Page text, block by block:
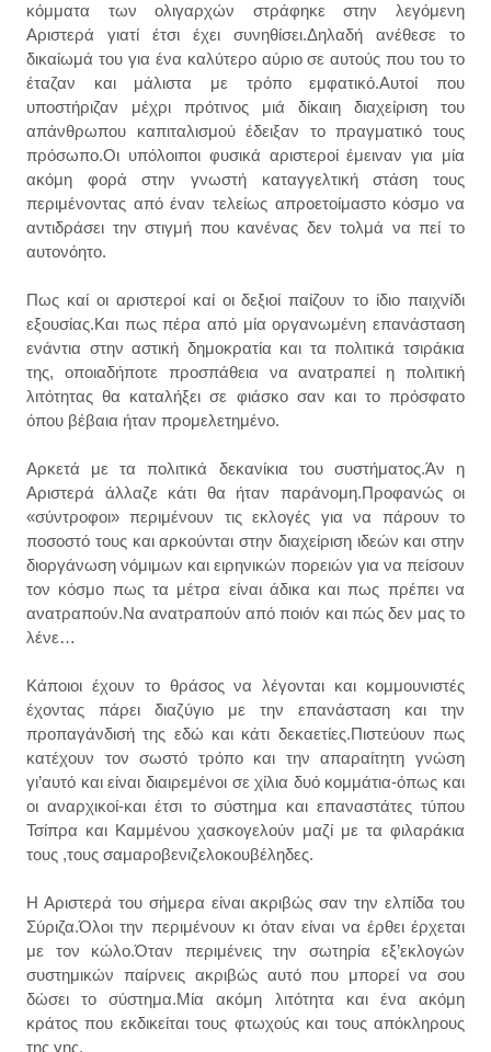
κόμματα των ολιγαρχών στράφηκε στην λεγόμενη
Αριστερά γιατί έτσι έχει συνηθίσει.Δηλαδή ανέθεσε το
δικαίωμά του για ένα καλύτερο αύριο σε αυτούς που του το
έταζαν και μάλιστα με τρόπο εμφατικό.Αυτοί που
υποστήριζαν μέχρι πρότινος μιά δίκαιη διαχείριση του
απάνθρωπου καπιταλισμού έδειξαν το πραγματικό τους
πρόσωπο.Οι υπόλοιποι φυσικά αριστεροί έμειναν για μία
ακόμη φορά στην γνωστή καταγγελτική στάση τους
περιμένοντας από έναν τελείως απροετοίμαστο κόσμο να
αντιδράσει την στιγμή που κανένας δεν τολμά να πεί το
αυτονόητο.
Πως καί οι αριστεροί καί οι δεξιοί παίζουν το ίδιο παιχνίδι
εξουσίας.Και πως πέρα από μία οργανωμένη επανάσταση
ενάντια στην αστική δημοκρατία και τα πολιτικά τσιράκια
της, οποιαδήποτε προσπάθεια να ανατραπεί η πολιτική
λιτότητας θα καταλήξει σε φιάσκο σαν και το πρόσφατο
όπου βέβαια ήταν προμελετημένο.
Αρκετά με τα πολιτικά δεκανίκια του συστήματος.Άν η
Αριστερά άλλαζε κάτι θα ήταν παράνομη.Προφανώς οι
«σύντροφοι» περιμένουν τις εκλογές για να πάρουν το
ποσοστό τους και αρκούνται στην διαχείριση ιδεών και στην
διοργάνωση νόμιμων και ειρηνικών πορειών για να πείσουν
τον κόσμο πως τα μέτρα είναι άδικα και πως πρέπει να
ανατραπούν.Να ανατραπούν από ποιόν και πώς δεν μας το
λένε…
Κάποιοι έχουν το θράσος να λέγονται και κομμουνιστές
έχοντας πάρει διαζύγιο με την επανάσταση και την
προπαγάνδισή της εδώ και κάτι δεκαετίες.Πιστεύουν πως
κατέχουν τον σωστό τρόπο και την απαραίτητη γνώση
γι’αυτό και είναι διαιρεμένοι σε χίλια δυό κομμάτια-όπως και
οι αναρχικοί-και έτσι το σύστημα και επαναστάτες τύπου
Τσίπρα και Καμμένου χασκογελούν μαζί με τα φιλαράκια
τους ,τους σαμαροβενιζελοκουβέληδες.
Η Αριστερά του σήμερα είναι ακριβώς σαν την ελπίδα του
Σύριζα.Όλοι την περιμένουν κι όταν είναι να έρθει έρχεται
με τον κώλο.Όταν περιμένεις την σωτηρία εξ’εκλογών
συστημικών παίρνεις ακριβώς αυτό που μπορεί να σου
δώσει το σύστημα.Μία ακόμη λιτότητα και ένα ακόμη
κράτος που εκδικείται τους φτωχούς και τους απόκληρους
της γης.